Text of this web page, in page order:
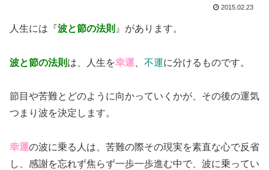
2015.02.23
人生には『波と節の法則 』があります。
波と節の法則 は、人生を幸運 不運に分けるものです。
節目や苦難とどのように向かっていくかが、その後の運気
つまり波を決定します。
幸運の波に乗る人は、苦難の際その現実を素直な心で反省
し、感謝を忘れず焦らず一歩一歩進む中で、波に乗ってい